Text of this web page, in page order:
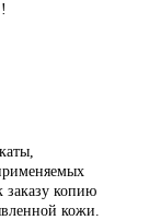
копию
кожи.